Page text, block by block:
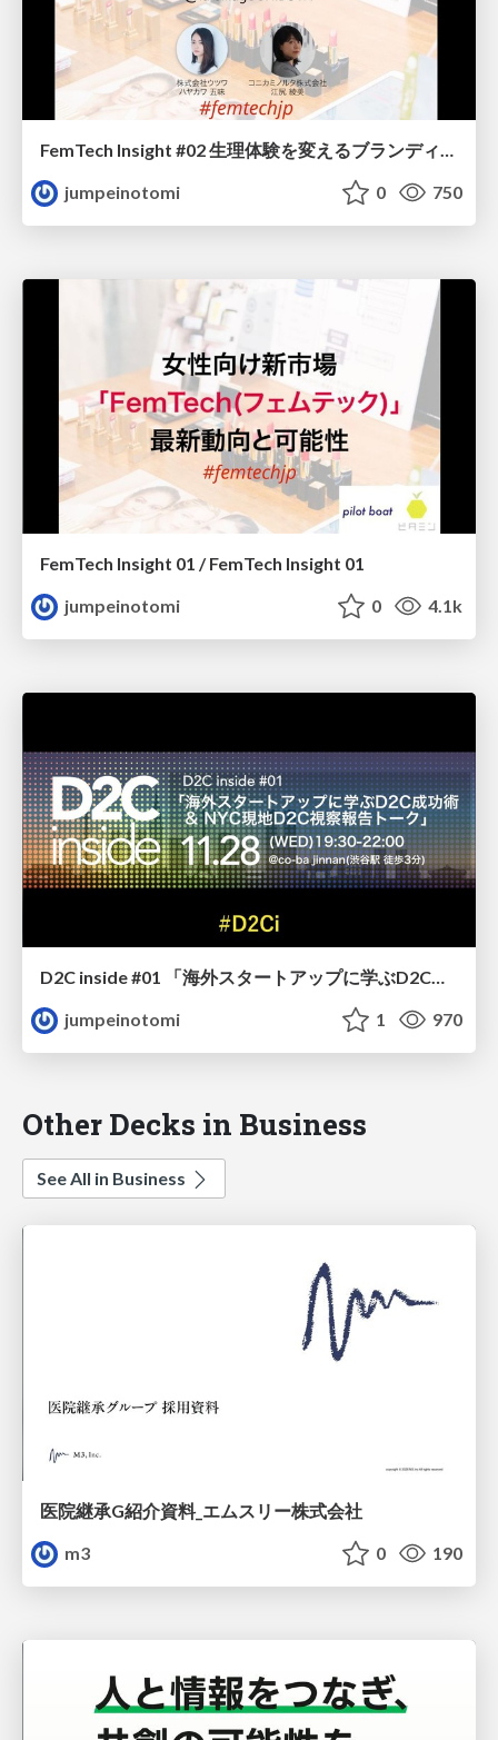
jumpeinotomi
0 750
FemTech Insight 01 / FemTech Insight 01
jumpeinotomi
0 4.1k
D2C inside #01 「海外スタートアップに学ぶD2Cの成功術 & NYC現地視察報告会」 納富パート / D2C inside 01 notomi
jumpeinotomi
1 970
Other Decks in Business
See All in Business
医院継承G紹介資料_エムスリー株式会社
m3
0 190